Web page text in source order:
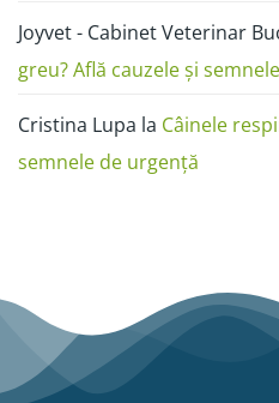
Joyvet - Cabinet Veterinar
greu? Află cauzele și
Cristina Lupa la Câinele
semnele de urgență